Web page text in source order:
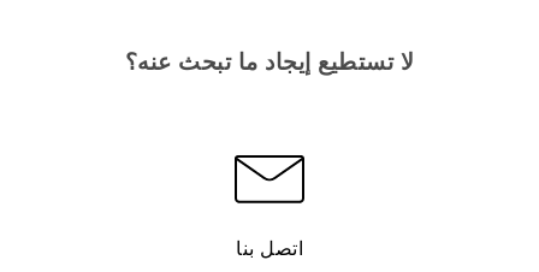
لا تستطيع إيجاد ما تبحث عنه؟
اتصل بنا